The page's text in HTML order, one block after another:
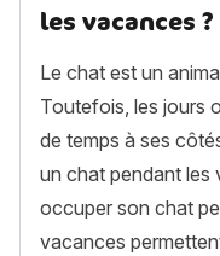
les vacances ?
Le chat est un
Toutefois, les jours
de temps à ses
un chat pendant les
occuper son chat
vacances